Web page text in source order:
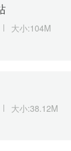
大小:104M
大小:38.12M